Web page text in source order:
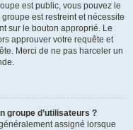
est public, vous pouvez le
est restreint et nécessite
sur le bouton approprié. Le
approuver votre requête et
Merci de ne pas harceler un
groupe d’utilisateurs ?
assigné lorsque